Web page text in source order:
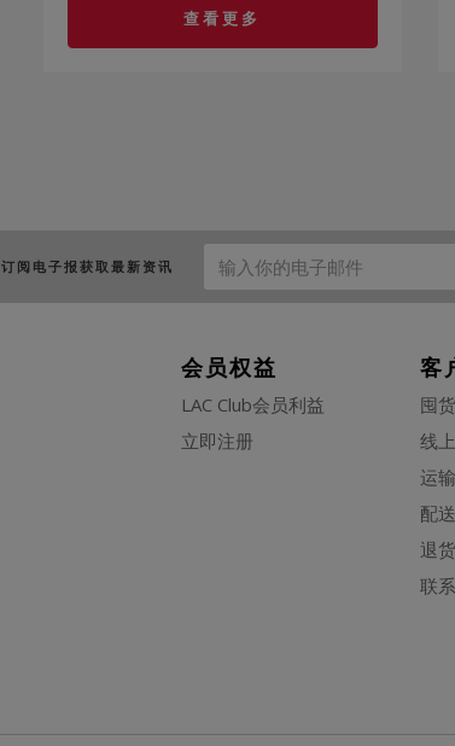
查看更多
订阅电子报获取最新资讯
会员权益
LAC Club会员利益
立即注册
客
囤
线
运
配
退
联